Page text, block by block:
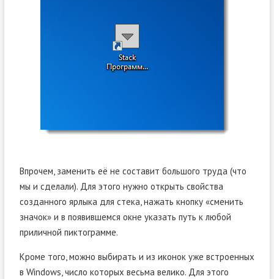
Впрочем, заменить её не составит большого труда (что
мы и сделали). Для этого нужно открыть свойства
созданного ярлыка для стека, нажать кнопку «сменить
значок» и в появившемся окне указать путь к любой
приличной пиктограмме.
Кроме того, можно выбирать и из иконок уже встроенных
в Windows, число которых весьма велико. Для этого